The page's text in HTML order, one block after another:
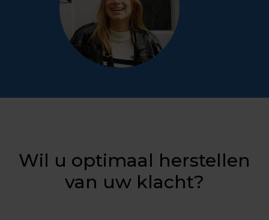
Wil u optimaal herstellen
van uw klacht?